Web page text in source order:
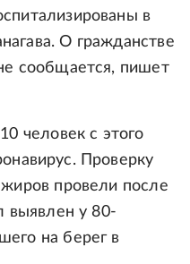
в
О гражданстве
сообщается, пишет
человек с этого
Проверку
провели после
выявлен у 80-
на берег в